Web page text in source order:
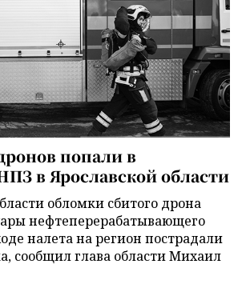
попали в
в Ярославской области
обломки сбитого дрона
нефтеперерабатывающего
налета на регион пострадали
сообщил глава области Михаил